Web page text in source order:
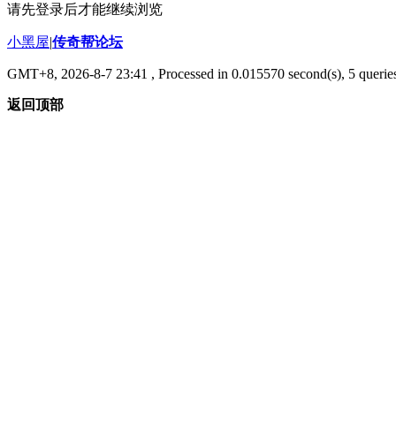
请先登录后才能继续浏览
小黑屋|传奇帮论坛
GMT+8, 2026-8-7 23:41 , Processed in 0.015570 second(s), 5
返回顶部